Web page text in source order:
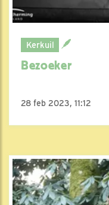
Kerkuil
Bezoeker
28 feb 2023, 11:12